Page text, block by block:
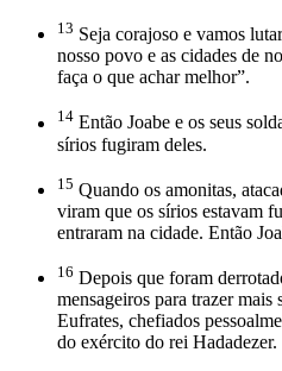
13 Seja corajoso e vamos
nosso povo e as cidades de
faça o que achar melhor”.
14 Então Joabe e os seus
sírios fugiram deles.
15 Quando os amonitas,
viram que os sírios estavam
entraram na cidade. Então
16 Depois que foram
mensageiros para trazer
Eufrates, chefiados
do exército do rei Hadadezer.